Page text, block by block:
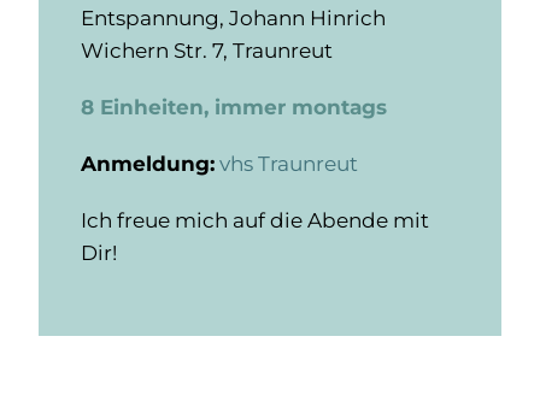
Entspannung, Johann Hinrich
Wichern Str. 7, Traunreut
8 Einheiten, immer montags
Anmeldung: vhs Traunreut
Ich freue mich auf die Abende mit
Dir!